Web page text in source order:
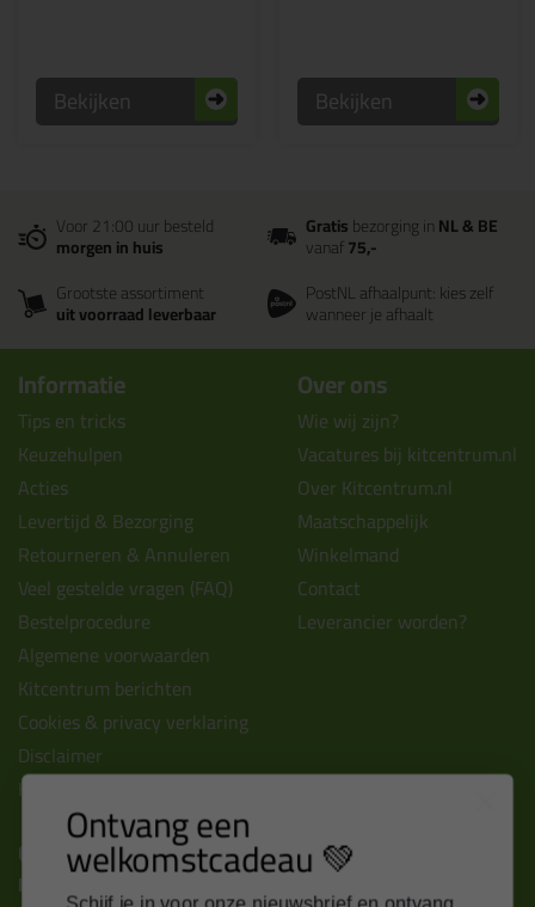
Bekijken Bekijken
Voor 21:00 uur besteld
morgen in huis
Gratisbezorging inNL & BE
vanaf75,-
Grootste assortiment
uit voorraad leverbaar
PostNL afhaalpunt: kies zelf
wanneer je afhaalt
Informatie
Tips en tricks
Keuzehulpen
Acties
Levertijd & Bezorging
Retourneren & Annuleren
Veel gestelde vragen (FAQ)
Bestelprocedure
Algemene voorwaarden
Kitcentrum berichten
Cookies & privacy verklaring
Disclaimer
Kit cursus volgen
Over ons
Wie wij zijn?
Vacatures bij kitcentrum.nl
Over Kitcentrum.nl
Maatschappelijk
Winkelmand
Contact
Leverancier worden?
Contact
Kitcentrum B.V.
Ontvang een
welkomstcadeau 💚